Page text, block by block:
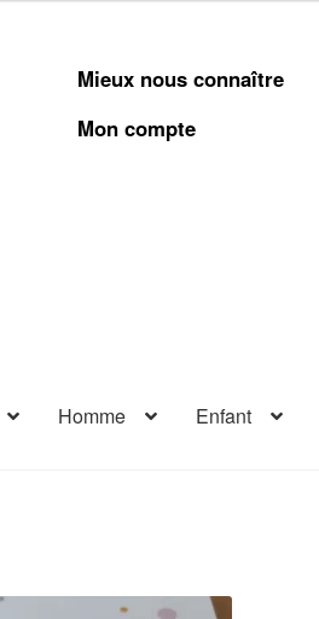
Mieux nous connaître
Mon compte
Homme Enfant